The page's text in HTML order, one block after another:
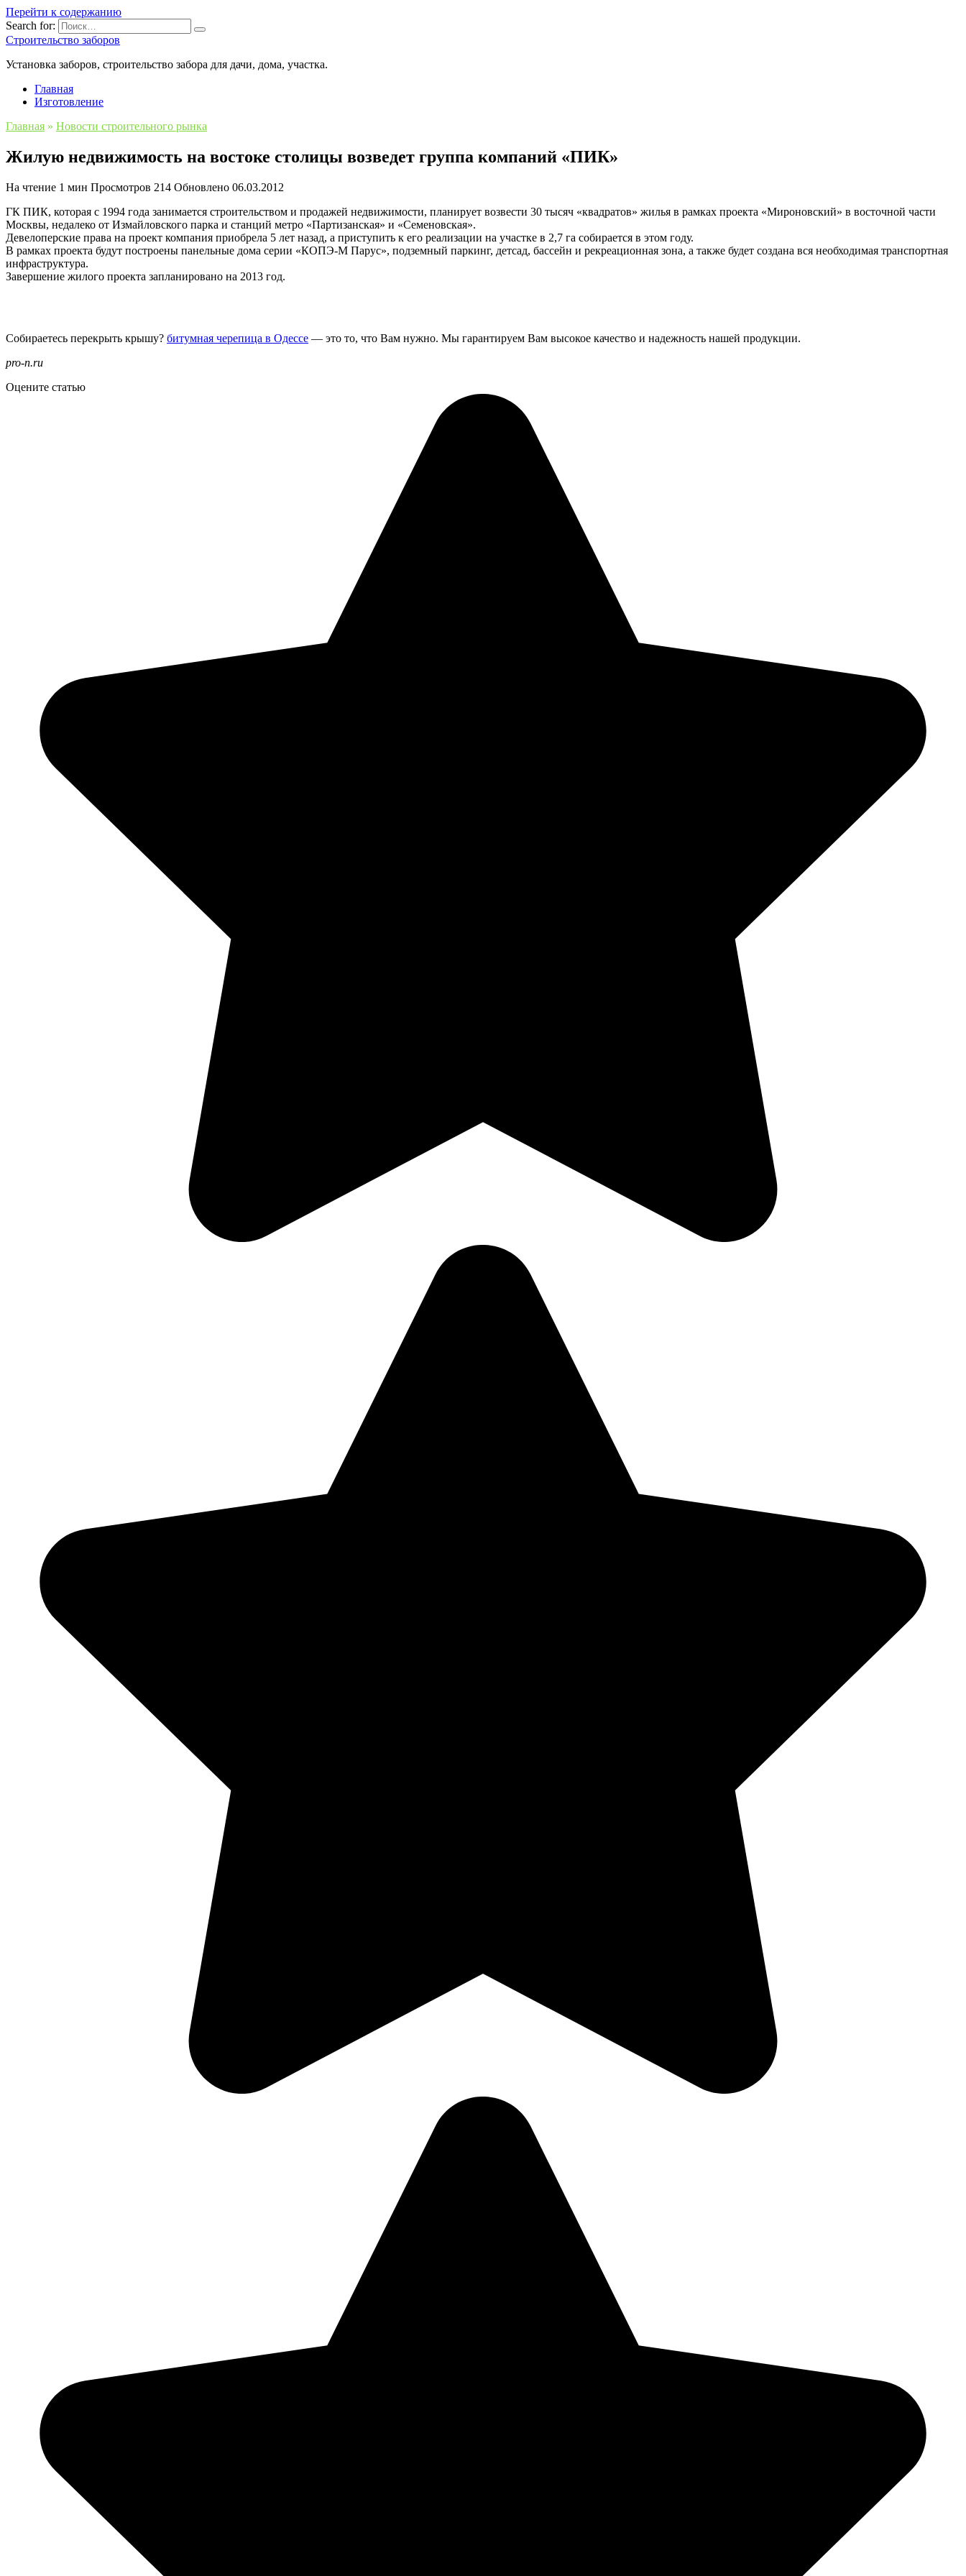
Перейти к содержанию
Search for:
Строительство заборов
Установка заборов, строительство забора для дачи, дома, участка.
Главная
Изготовление
Главная » Новости строительного рынка
Жилую недвижимость на востоке столицы возведет группа компаний «ПИК»
На чтение 1 мин Просмотров 214 Обновлено 06.03.2012
ГК ПИК, которая с 1994 года занимается строительством и продажей недвижимости, планирует возвести 30 тысяч «квадратов» жилья в рамках проекта «Мироновский» в восточной части
Москвы, недалеко от Измайловского парка и станций метро «Партизанская» и «Семеновская».
Девелоперские права на проект компания приобрела 5 лет назад, а приступить к его реализации на участке в 2,7 га собирается в этом году.
В рамках проекта будут построены панельные дома серии «КОПЭ-М Парус», подземный паркинг, детсад, бассейн и рекреационная зона, а также будет создана вся необходимая транспортная
инфраструктура.
Завершение жилого проекта запланировано на 2013 год.
Собираетесь перекрыть крышу? битумная черепица в Одессе — это то, что Вам нужно. Мы гарантируем Вам высокое качество и надежность нашей продукции.
pro-n.ru
Оцените статью